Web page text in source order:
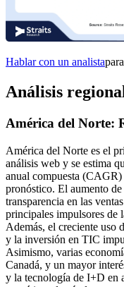
Hablar con un analista
Análisis
América del Norte:
América del Norte es el
análisis web y se estima
anual compuesta
pronóstico. El aumento
transparencia en las
principales impulsores de
Además, el creciente uso
y la inversión en TIC
Asimismo, varias
Canadá, y un mayor
y la tecnología de I+D en